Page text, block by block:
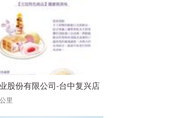
股份有限公司-台中复兴店
里